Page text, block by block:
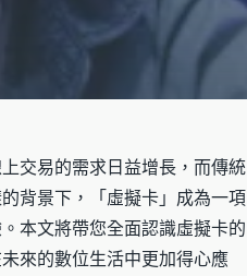
交易的需求日益增長，而傳統
背景下，「虛擬卡」成為一項
本文將帶您全面認識虛擬卡的
來的數位生活中更加得心應